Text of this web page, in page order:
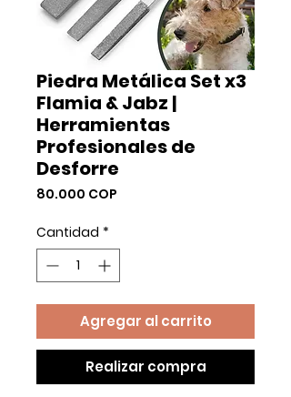
Piedra Metálica Set x3
Flamia & Jabz |
Herramientas
Profesionales de
Desforre
80.000 COP
Cantidad *
Agregar al carrito
Realizar compra